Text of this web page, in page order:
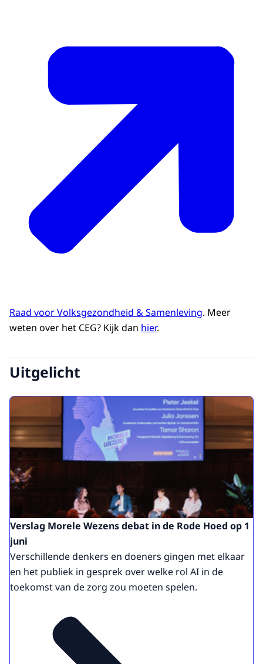
Raad voor Volksgezondheid & Samenleving. Meer
weten over het CEG? Kijk dan hier.
Uitgelicht
Verslag Morele Wezens debat in de Rode Hoed op 1
juni
Verschillende denkers en doeners gingen met elkaar
en het publiek in gesprek over welke rol AI in de
toekomst van de zorg zou moeten spelen.